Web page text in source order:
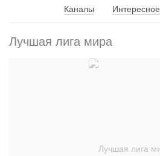
Каналы Интересное
Лучшая лига мира